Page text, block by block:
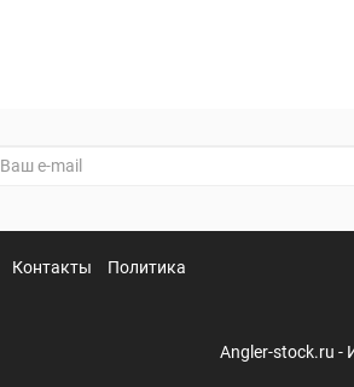
Контакты
Политика
Angler-stock.ru -